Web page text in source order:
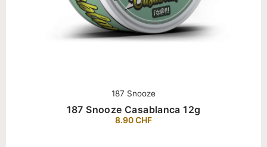
187 Snooze
187 Snooze Casablanca 12g
8.90CHF